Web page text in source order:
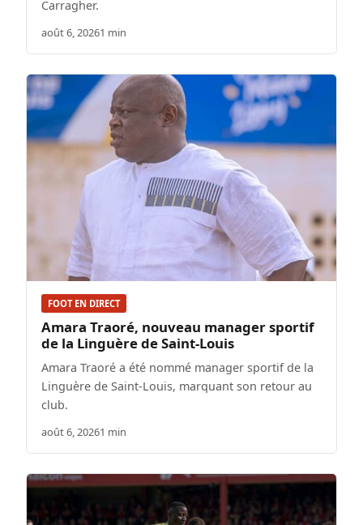
Carragher.
août 6, 20261 min
FOOT EN DIRECT
Amara Traoré, nouveau manager sportif
de la Linguère de Saint-Louis
Amara Traoré a été nommé manager sportif de la
Linguère de Saint-Louis, marquant son retour au
club.
août 6, 20261 min